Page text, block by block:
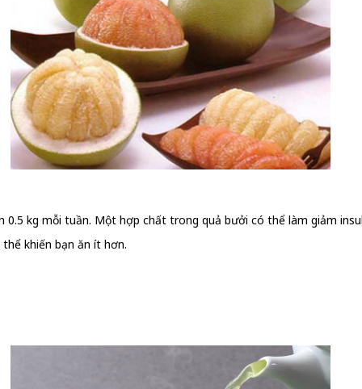
kg mỗi tuần. Một hợp chất trong quả bưởi có thể làm giảm
khiến bạn ăn ít hơn.